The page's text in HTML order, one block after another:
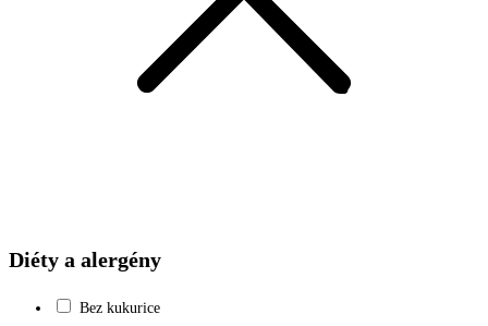
Diéty a alergény
Bez kukurice